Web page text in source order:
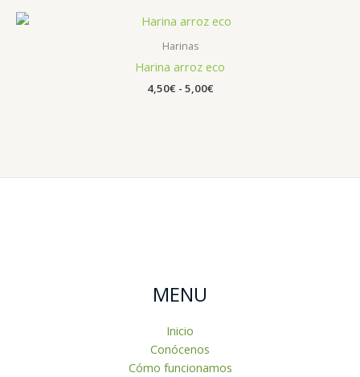
Harinas
Harina arroz eco
4,50€ - 5,00€
Rango
4,50€
hasta
MENU
Inicio
Conócenos
Cómo funcionamos